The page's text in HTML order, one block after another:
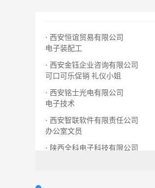
· 西安恒谊贸易有限公司
电子装配工
· 西安金钰企业咨询有限公司
可口可乐促销 礼仪小姐
· 西安铭士光电有限公司
电子技术
· 西安智联软件有限责任公司
办公室文员
· 陕西全科电子科技有限公司